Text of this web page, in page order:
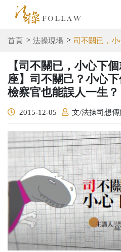
首頁 法操現場 司不關已，
【司不關已，小心下
座】司不關己？小心
檢察官也能誤人一生？
2015-12-05 文/法操司想傳